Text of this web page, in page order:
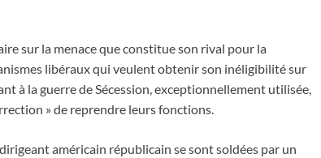
sur la menace que constitue son rival pour la
libéraux qui veulent obtenir son inéligibilité sur
à la guerre de Sécession, exceptionnellement utilisée,
» de reprendre leurs fonctions.
américain républicain se sont soldées par un